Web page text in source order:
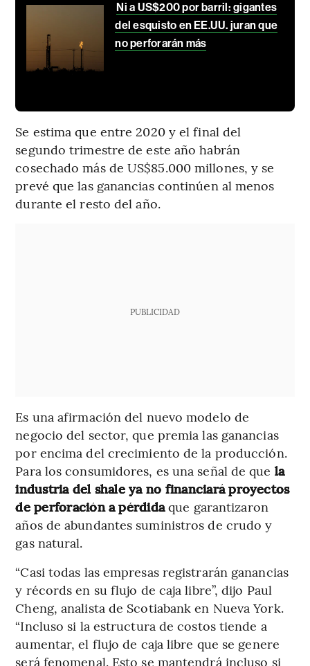
Ni a US$200 por barril: gigantes
del esquisto en EE.UU. juran que
no perforarán más
Se estima que entre 2020 y el final del
segundo trimestre de este año habrán
cosechado más de US$85.000 millones, y se
prevé que las ganancias continúen al menos
durante el resto del año.
PUBLICIDAD
Es una afirmación del nuevo modelo de
negocio del sector, que premia las ganancias
por encima del crecimiento de la producción.
Para los consumidores, es una señal de que la
industria del shale ya no financiará proyectos
de perforación a pérdidaque garantizaron
años de abundantes suministros de crudo y
gas natural.
“Casi todas las empresas registrarán ganancias
y récords en su flujo de caja libre”, dijo Paul
Cheng, analista de Scotiabank en Nueva York.
“Incluso si la estructura de costos tiende a
aumentar, el flujo de caja libre que se genere
será fenomenal. Esto se mantendrá incluso si